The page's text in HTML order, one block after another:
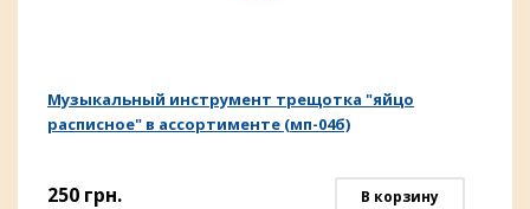
Музыкальный инструмент трещотка "яйцо
расписное" в ассортименте (мп-04б)
250 грн. В корзину